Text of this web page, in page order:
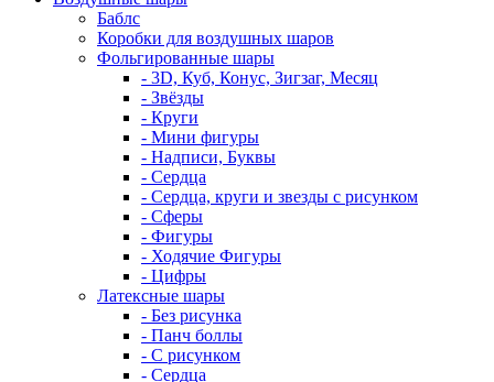
Баблс
Коробки для воздушных шаров
Фольгированные шары
- 3D, Куб, Конус, Зигзаг, Месяц
- Звёзды
- Круги
- Мини фигуры
- Надписи, Буквы
- Сердца
- Сердца, круги и звезды с рисунком
- Сферы
- Фигуры
- Ходячие Фигуры
- Цифры
Латексные шары
- Без рисунка
- Панч боллы
- С рисунком
- Сердца